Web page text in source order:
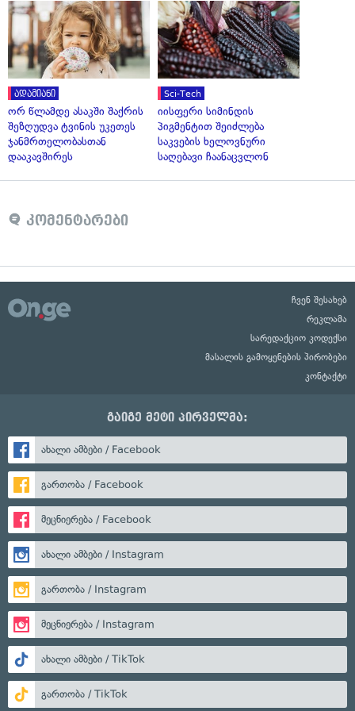
ადამიანი
ორ წლამდე ასაკში შაქრის
შეზღუდვა ტვინის უკეთეს
ჯანმრთელობასთან
დააკავშირეს
Sci-Tech
იისფერი სიმინდის
პიგმენტით შეიძლება
საკვების ხელოვნური
საღებავი ჩაანაცვლონ
კომენტარები
ჩვენ შესახებ
რეკლამა
სარედაქციო კოდექსი
მასალის გამოყენების პირობები
კონტაქტი
გაიგე მეტი პირველმა:
ახალი ამბები / Facebook
გართობა / Facebook
მეცნიერება / Facebook
ახალი ამბები / Instagram
გართობა / Instagram
მეცნიერება / Instagram
ახალი ამბები / TikTok
გართობა / TikTok